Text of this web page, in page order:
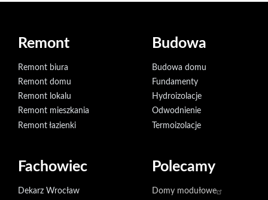
Remont
Remont biura
Remont domu
Remont lokalu
Remont mieszkania
Remont łazienki
Budowa
Budowa domu
Fundamenty
Hydroizolacje
Odwodnienie
Termoizolacje
Fachowiec
Dekarz Wrocław
Polecamy
Domy modułowe